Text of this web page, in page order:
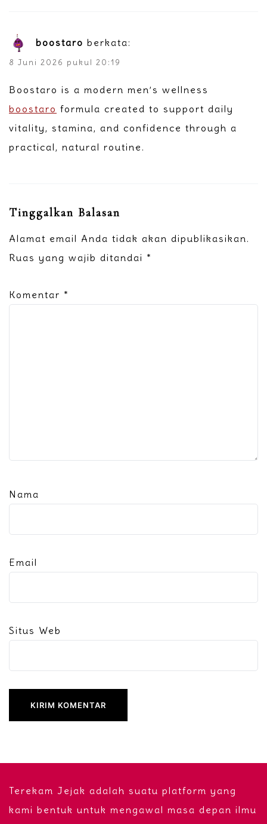
boostaro berkata:
8 Juni 2026 pukul 20:19
Boostaro is a modern men’s wellness
boostaro formula created to support daily
vitality, stamina, and confidence through a
practical, natural routine.
Tinggalkan Balasan
Alamat email Anda tidak akan dipublikasikan.
Ruas yang wajib ditandai *
Komentar *
Nama
Email
Situs Web
Terekam Jejak adalah suatu platform yang
kami bentuk untuk mengawal masa depan ilmu